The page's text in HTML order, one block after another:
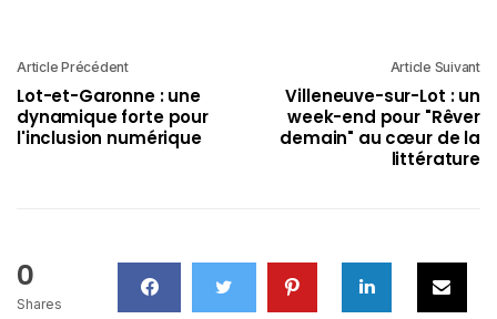
Article Précédent
Lot-et-Garonne : une
dynamique forte pour
l'inclusion numérique
Article Suivant
Villeneuve-sur-Lot : un
week-end pour "Rêver
demain" au cœur de la
littérature
0
Shares